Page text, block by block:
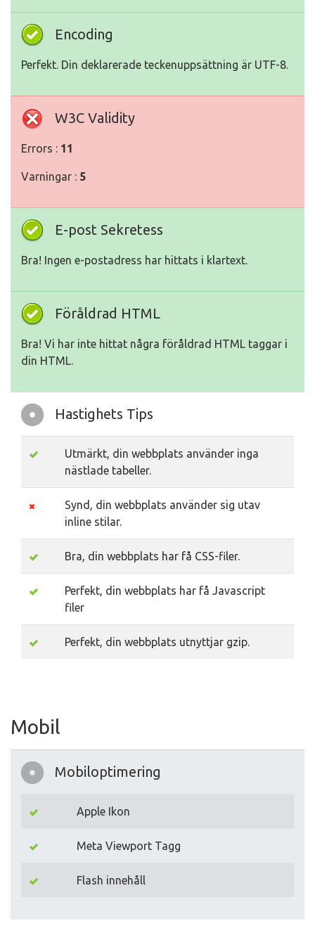
Encoding
Perfekt. Din deklarerade teckenuppsättning är UTF-8.
W3C Validity
Errors : 11
Varningar : 5
E-post Sekretess
Bra! Ingen e-postadress har hittats i klartext.
Föråldrad HTML
Bra! Vi har inte hittat några föråldrad HTML taggar i
din HTML.
Hastighets Tips
Utmärkt, din webbplats använder inga
nästlade tabeller.
Synd, din webbplats använder sig utav
inline stilar.
Bra, din webbplats har få CSS-filer.
Perfekt, din webbplats har få Javascript
filer
Perfekt, din webbplats utnyttjar gzip.
Mobil
Mobiloptimering
Apple Ikon
Meta Viewport Tagg
Flash innehåll